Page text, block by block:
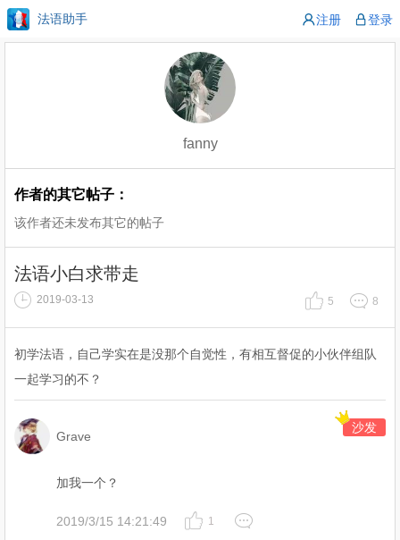
法语助手 注册 登录
fanny
作者的其它帖子：
该作者还未发布其它的帖子
法语小白求带走
2019-03-13 5 8
初学法语，自己学实在是没那个自觉性，有相互督促的小伙伴组队
一起学习的不？
Grave
沙发
加我一个？
2019/3/15 14:21:49 1